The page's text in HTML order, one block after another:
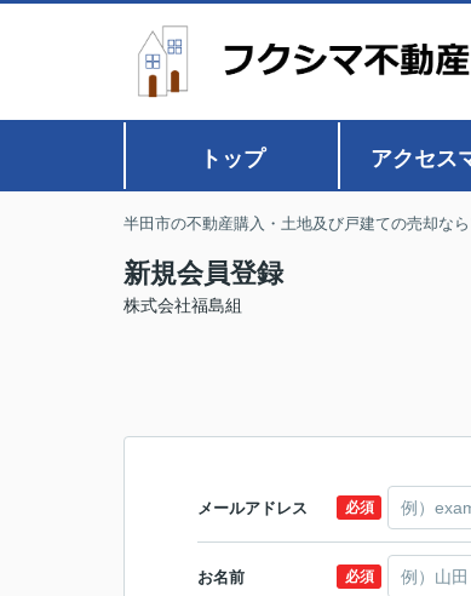
トップ アクセス
半田市の不動産購入・土地及び戸建ての売却な
新規会員登録
株式会社福島組
メールアドレス 必須
お名前 必須